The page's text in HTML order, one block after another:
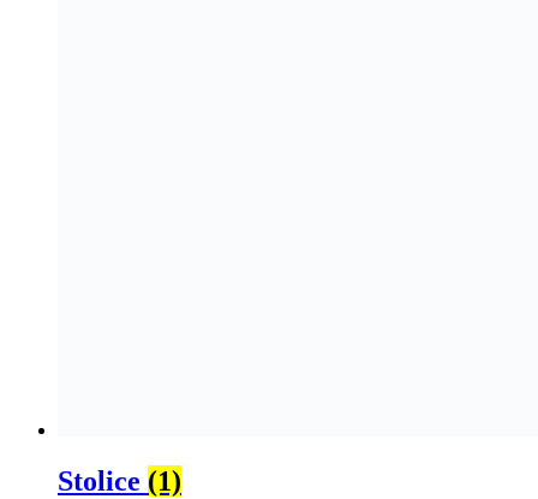
Stolice (1)